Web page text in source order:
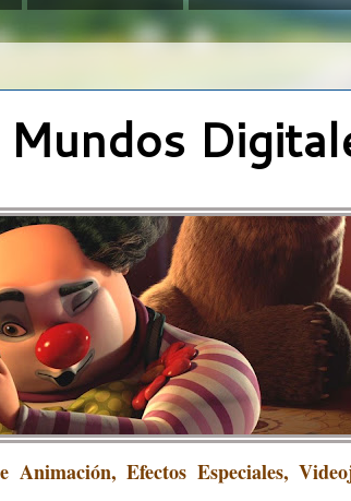
Animación, Efectos Especiales,